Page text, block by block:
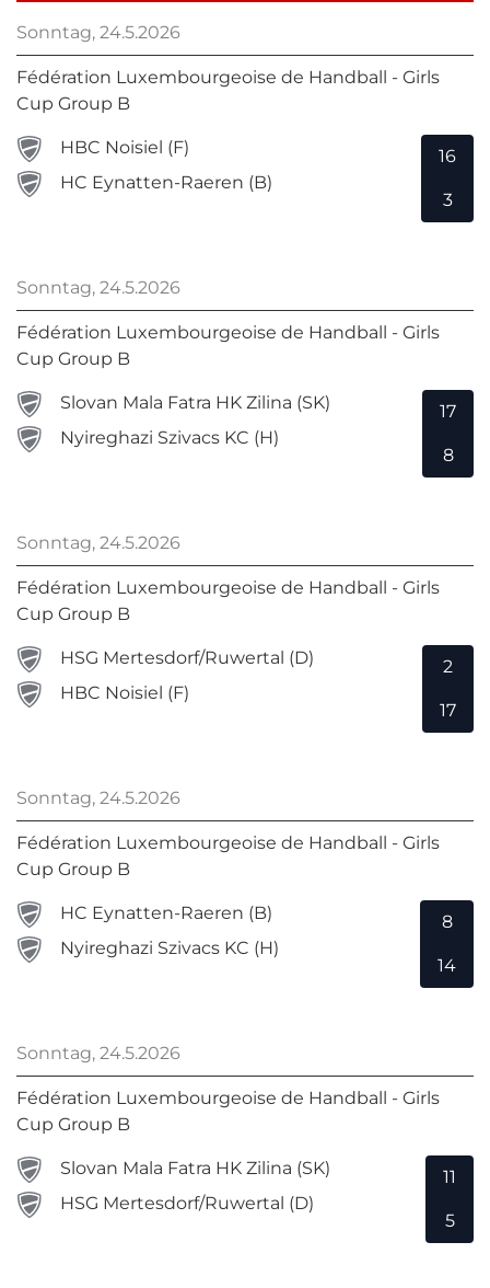
Sonntag, 24.5.2026
Fédération Luxembourgeoise de Handball - Girls
Cup Group B
HBC Noisiel (F)
HC Eynatten-Raeren (B)
16
3
Sonntag, 24.5.2026
Fédération Luxembourgeoise de Handball - Girls
Cup Group B
Slovan Mala Fatra HK Zilina (SK)
Nyireghazi Szivacs KC (H)
17
8
Sonntag, 24.5.2026
Fédération Luxembourgeoise de Handball - Girls
Cup Group B
HSG Mertesdorf/Ruwertal (D)
HBC Noisiel (F)
2
17
Sonntag, 24.5.2026
Fédération Luxembourgeoise de Handball - Girls
Cup Group B
HC Eynatten-Raeren (B)
Nyireghazi Szivacs KC (H)
8
14
Sonntag, 24.5.2026
Fédération Luxembourgeoise de Handball - Girls
Cup Group B
Slovan Mala Fatra HK Zilina (SK)
HSG Mertesdorf/Ruwertal (D)
11
5